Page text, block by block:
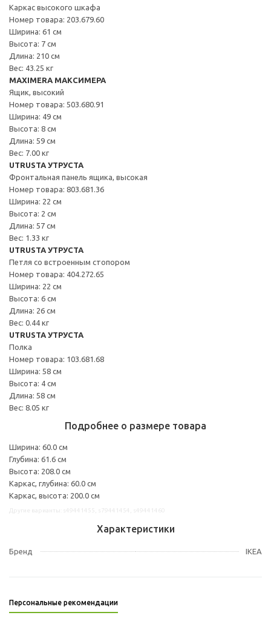
Каркас высокого шкафа
Номер товара: 203.679.60
Ширина: 61 см
Высота: 7 см
Длина: 210 см
Вес: 43.25 кг
MAXIMERA МАКСИМЕРА
Ящик, высокий
Номер товара: 503.680.91
Ширина: 49 см
Высота: 8 см
Длина: 59 см
Вес: 7.00 кг
UTRUSTA УТРУСТА
Фронтальная панель ящика, высокая
Номер товара: 803.681.36
Ширина: 22 см
Высота: 2 см
Длина: 57 см
Вес: 1.33 кг
UTRUSTA УТРУСТА
Петля со встроенным стопором
Номер товара: 404.272.65
Ширина: 22 см
Высота: 6 см
Длина: 26 см
Вес: 0.44 кг
UTRUSTA УТРУСТА
Полка
Номер товара: 103.681.68
Ширина: 58 см
Высота: 4 см
Длина: 58 см
Вес: 8.05 кг
Подробнее о размере товара
Ширина: 60.0 см
Глубина: 61.6 см
Высота: 208.0 см
Каркас, глубина: 60.0 см
Каркас, высота: 200.0 см
Характеристики
Бренд IKEA
Персональные рекомендации